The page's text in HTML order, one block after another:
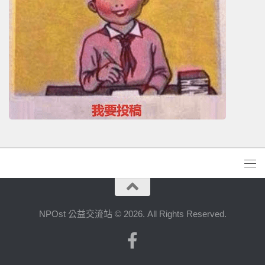
NPOst 公益交流站 © 2026. All Rights Reserved.